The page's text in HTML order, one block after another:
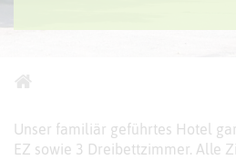
Unser familiär geführtes Hotel
EZ sowie 3 Dreibettzimmer. Alle